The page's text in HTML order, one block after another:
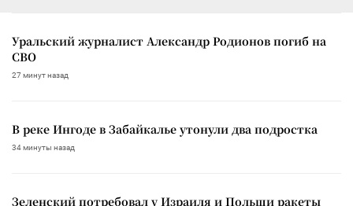
Уральский журналист Александр Родионов погиб на
СВО
27 минут назад
В реке Ингоде в Забайкалье утонули два подростка
34 минуты назад
Зеленский потребовал у Израиля и Польши ракеты